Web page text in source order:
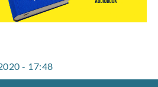
- 17:48